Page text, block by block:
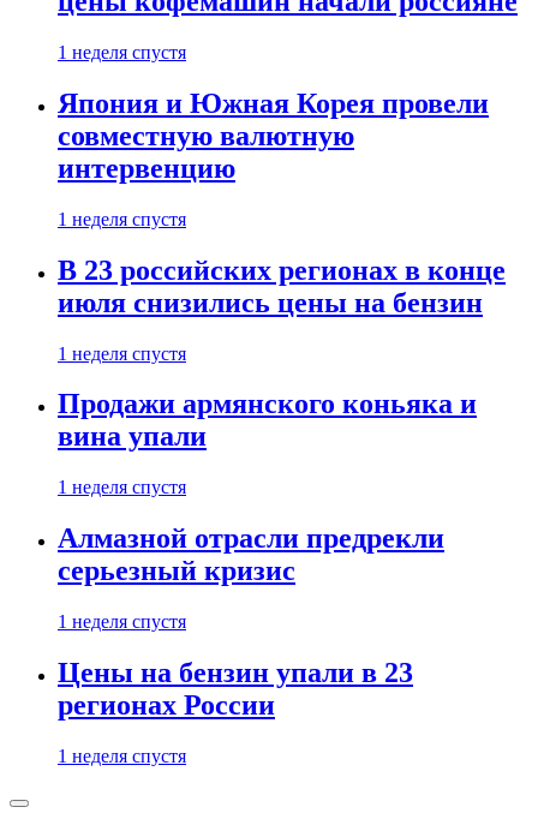
1 неделя спустя
Япония и Южная Корея провели
совместную валютную
интервенцию
1 неделя спустя
В 23 российских регионах в конце
июля снизились цены на бензин
1 неделя спустя
Продажи армянского коньяка и
вина упали
1 неделя спустя
Алмазной отрасли предрекли
серьезный кризис
1 неделя спустя
Цены на бензин упали в 23
регионах России
1 неделя спустя